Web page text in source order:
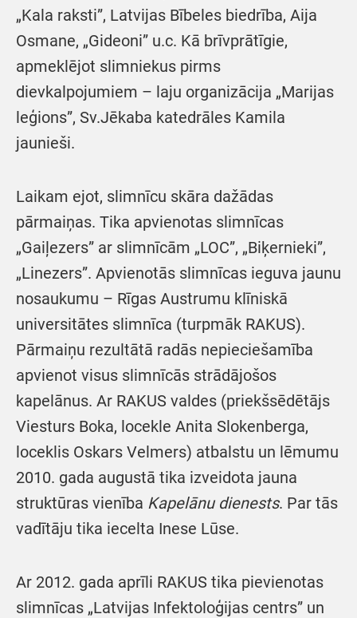
„Kala raksti”, Latvijas Bībeles biedrība, Aija
Osmane, „Gideoni” u.c. Kā brīvprātīgie,
apmeklējot slimniekus pirms
dievkalpojumiem – laju organizācija „Marijas
leģions”, Sv.Jēkaba katedrāles Kamila
jaunieši.
Laikam ejot, slimnīcu skāra dažādas
pārmaiņas. Tika apvienotas slimnīcas
„Gaiļezers” ar slimnīcām „LOC”, „Biķernieki”,
„Linezers”. Apvienotās slimnīcas ieguva jaunu
nosaukumu – Rīgas Austrumu klīniskā
universitātes slimnīca (turpmāk RAKUS).
Pārmaiņu rezultātā radās nepieciešamība
apvienot visus slimnīcās strādājošos
kapelānus. Ar RAKUS valdes (priekšsēdētājs
Viesturs Boka, locekle Anita Slokenberga,
loceklis Oskars Velmers) atbalstu un lēmumu
2010. gada augustā tika izveidota jauna
struktūras vienība Kapelānu dienests. Par tās
vadītāju tika iecelta Inese Lūse.
Ar 2012. gada aprīli RAKUS tika pievienotas
slimnīcas „Latvijas Infektoloģijas centrs” un